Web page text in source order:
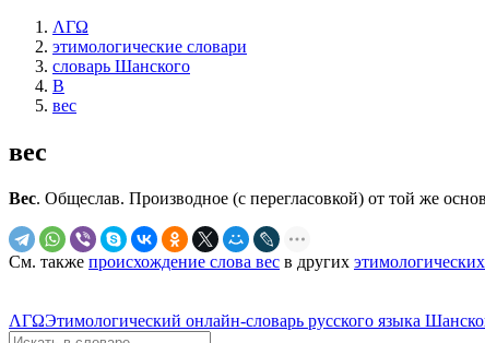
ΛΓΩ
этимологические словари
словарь Шанского
В
вес
вес
Вес. Общеслав. Производное (с перегласовкой) от той же
См. также происхождение слова вес в других
ΛΓΩЭтимологический онлайн-словарь русского языка